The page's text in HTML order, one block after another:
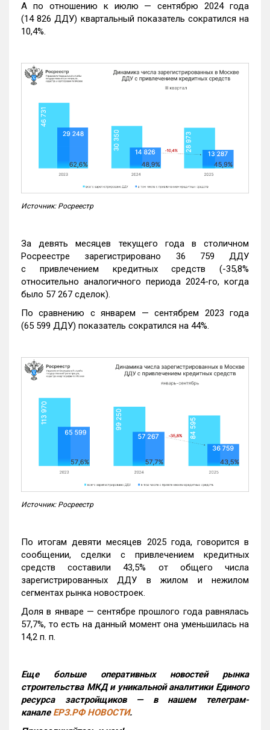
А по отношению к июлю — сентябрю 2024 года
(14 826 ДДУ) квартальный показатель сократился на
10,4%.
Источник: Росреестр
За девять месяцев текущего года в столичном
Росреестре зарегистрировано 36 759 ДДУ
с привлечением кредитных средств (-35,8%
относительно аналогичного периода 2024-го, когда
было 57 267 сделок).
По сравнению с январем — сентябрем 2023 года
(65 599 ДДУ) показатель сократился на 44%.
Источник: Росреестр
По итогам девяти месяцев 2025 года, говорится в
сообщении, сделки с привлечением кредитных
средств составили 43,5% от общего числа
зарегистрированных ДДУ в жилом и нежилом
сегментах рынка новостроек.
Доля в январе — сентябре прошлого года равнялась
57,7%, то есть на данный момент она уменьшилась на
14,2 п. п.
Еще больше оперативных новостей рынка
строительства МКД и уникальной аналитики Единого
ресурса застройщиков — в нашем телеграм-
канале ЕРЗ.РФ НОВОСТИ.